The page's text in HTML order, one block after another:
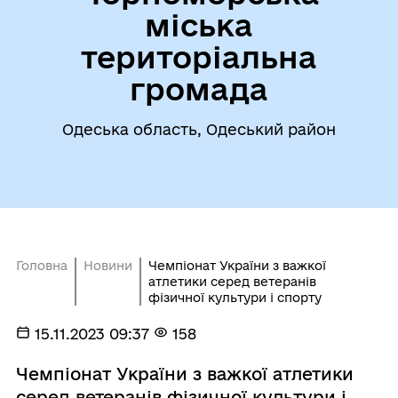
міська
територіальна
громада
Одеська область, Одеський район
Головна Новини
Чемпіонат України з важкої
атлетики серед ветеранів
фізичної культури і спорту
15.11.2023 09:37 158
Чемпіонат України з важкої атлетики